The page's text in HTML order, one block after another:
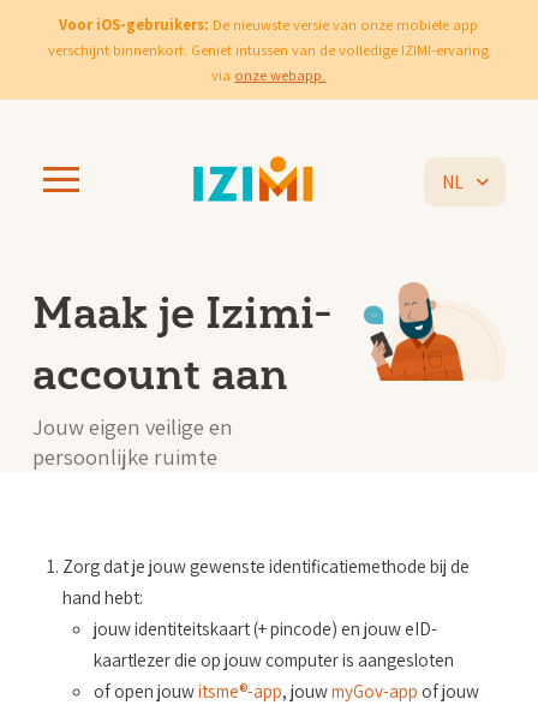
Voor iOS-gebruikers: De nieuwste versie van onze mobiele app
verschijnt binnenkort. Geniet intussen van de volledige IZIMI-ervaring
via onze webapp.
NL
Maak je Izimi-
account aan
Jouw eigen veilige en
persoonlijke ruimte
Zorg dat je jouw gewenste identificatiemethode bij de
hand hebt:
jouw identiteitskaart (+ pincode) en jouw eID-
kaartlezer die op jouw computer is aangesloten
of open jouwitsme®-app, jouwmyGov-app of jouw